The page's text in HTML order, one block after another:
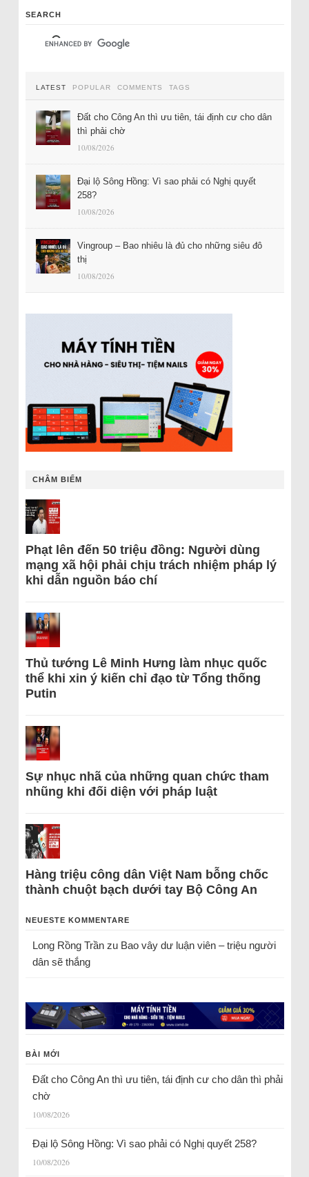
SEARCH
LATEST POPULAR COMMENTS TAGS
Đất cho Công An thì ưu tiên, tái định cư cho dân
thì phải chờ
10/08/2026
Đại lộ Sông Hồng: Vì sao phải có Nghị quyết
258?
10/08/2026
Vingroup – Bao nhiêu là đủ cho những siêu đô
thị
10/08/2026
CHÂM BIẾM
Phạt lên đến 50 triệu đồng: Người dùng
mạng xã hội phải chịu trách nhiệm pháp lý
khi dẫn nguồn báo chí
Thủ tướng Lê Minh Hưng làm nhục quốc
thể khi xin ý kiến chỉ đạo từ Tổng thống
Putin
Sự nhục nhã của những quan chức tham
nhũng khi đối diện với pháp luật
Hàng triệu công dân Việt Nam bỗng chốc
thành chuột bạch dưới tay Bộ Công An
NEUESTE KOMMENTARE
Long Rồng Trầnzu Bao vây dư luận viên – triệu người
dân sẽ thắng
BÀI MỚI
Đất cho Công An thì ưu tiên, tái định cư cho dân thì phải
chờ
10/08/2026
Đại lộ Sông Hồng: Vì sao phải có Nghị quyết 258?
10/08/2026